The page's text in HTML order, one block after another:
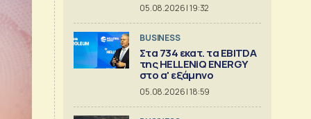
05.08.2026 | 19:32
BUSINESS
Στα 734 εκατ. τα EBITDA
της HELLENiQ ENERGY
στο α' εξάμηνο
05.08.2026 | 18:59